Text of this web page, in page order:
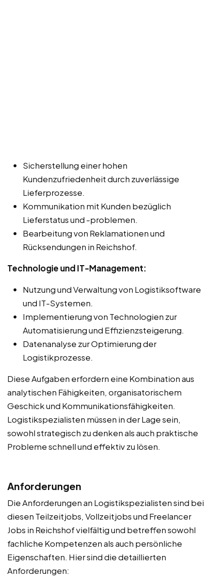
Sicherstellung einer hohen
Kundenzufriedenheit durch zuverlässige
Lieferprozesse.
Kommunikation mit Kunden bezüglich
Lieferstatus und -problemen.
Bearbeitung von Reklamationen und
Rücksendungen in Reichshof.
Technologie und IT-Management:
Nutzung und Verwaltung von Logistiksoftware
und IT-Systemen.
Implementierung von Technologien zur
Automatisierung und Effizienzsteigerung.
Datenanalyse zur Optimierung der
Logistikprozesse.
Diese Aufgaben erfordern eine Kombination aus
analytischen Fähigkeiten, organisatorischem
Geschick und Kommunikationsfähigkeiten.
Logistikspezialisten müssen in der Lage sein,
sowohl strategisch zu denken als auch praktische
Probleme schnell und effektiv zu lösen.
Anforderungen
Die Anforderungen an Logistikspezialisten sind bei
diesen Teilzeitjobs, Vollzeitjobs und Freelancer
Jobs in Reichshof vielfältig und betreffen sowohl
fachliche Kompetenzen als auch persönliche
Eigenschaften. Hier sind die detaillierten
Anforderungen: